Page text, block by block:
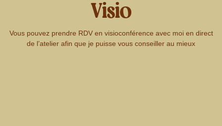
Visio
Vous pouvez prendre RDV en visioconférence avec moi en direct
de l’atelier afin que je puisse vous conseiller au mieux